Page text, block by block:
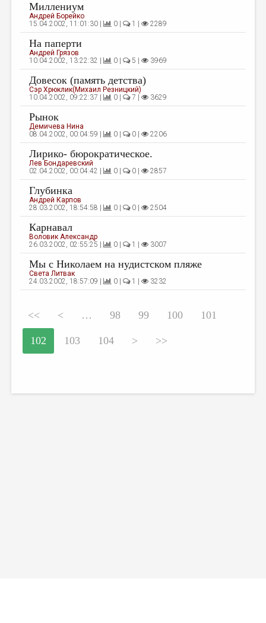
Миллениум
Андрей Борейко
15.04.2002, 11:01:30 |
0 | 1 | 2289
На паперти
Андрей Грязов
10.04.2002, 13:22:32 |
0 | 5 | 3969
Довесок (память детства)
Сэр Хрюклик(Михаил Резницкий)
10.04.2002, 09:22:37 |
0 | 7 | 3629
Рынок
Демичева Нина
08.04.2002, 00:04:59 |
0 | 0 | 2206
Лирико- бюрократическое.
Лев Бондаревский
02.04.2002, 00:04:42 |
0 | 0 | 2857
Глубинка
Андрей Карпов
28.03.2002, 18:54:58 |
0 | 0 | 2504
Карнавал
Воловик Александр
26.03.2002, 02:55:25 |
0 | 1 | 3007
Мы с Николаем на нудистском пляже
Света Литвак
24.03.2002, 18:57:09 |
0 | 1 | 3232
<< < … 98 99 100 101
102 103 104 > >>